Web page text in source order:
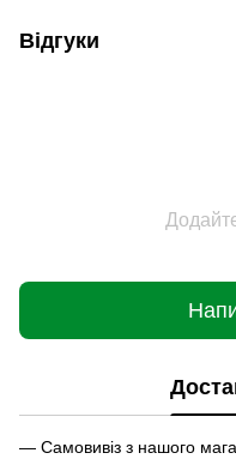
Відгуки
— Самовивіз з нашого